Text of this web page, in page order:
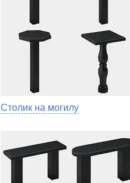
Столик на могилу